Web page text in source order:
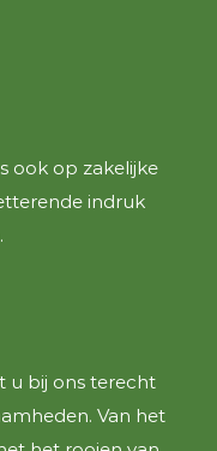
ook op zakelijke
indruk
u bij ons terecht
Van het